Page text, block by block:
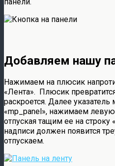
панели.
Добавляем нашу
Нажимаем на плюсик
«Лента». Плюсик
раскроется. Далее
«mp_panel», нажимаем
отпуская тащим ее на строку
надписи должен появится
отпускаем.